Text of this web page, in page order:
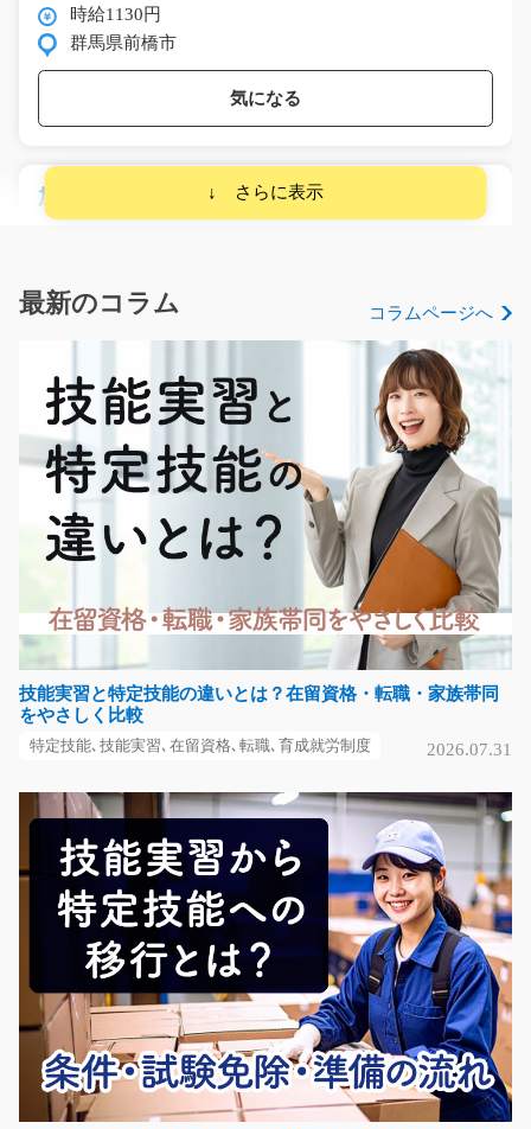
時給1130円
群馬県前橋市
気になる
加工スタッフ 部品を機械にかんたんセット/t06_
00131
長期（3ヶ月以上）
気になる
プラスチック製品の箱詰めのお仕事/y08_01431
簡単な作業ばかりなので未経験の方も大歓迎です♪冷暖房
長期（3ヶ月以上）
時給1100円～
福岡県行橋市
人気の一般事務！/y11_00710
急募
【岡谷市☆時給1200円】 【時間 9：00～17：30】 伝票
の作成などパソコン…
長期（3ヶ月以上）
時給1200円
長野県岡谷市
気になる
最新のコラム コラムページへ
技能実習と特定技能の違いとは？在留資格・転職・家族帯同
をやさしく比較
特定技能､技能実習､在留資格､転職､育成就労制度 2026.07.31